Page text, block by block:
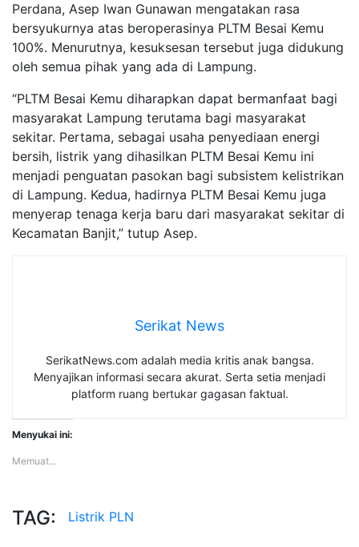
Perdana, Asep Iwan Gunawan mengatakan rasa
bersyukurnya atas beroperasinya PLTM Besai Kemu
100%. Menurutnya, kesuksesan tersebut juga didukung
oleh semua pihak yang ada di Lampung.
“PLTM Besai Kemu diharapkan dapat bermanfaat bagi
masyarakat Lampung terutama bagi masyarakat
sekitar. Pertama, sebagai usaha penyediaan energi
bersih, listrik yang dihasilkan PLTM Besai Kemu ini
menjadi penguatan pasokan bagi subsistem kelistrikan
di Lampung. Kedua, hadirnya PLTM Besai Kemu juga
menyerap tenaga kerja baru dari masyarakat sekitar di
Kecamatan Banjit,” tutup Asep.
Serikat News
SerikatNews.com adalah media kritis anak bangsa.
Menyajikan informasi secara akurat. Serta setia menjadi
platform ruang bertukar gagasan faktual.
Menyukai ini:
Memuat...
TAG: Listrik PLN